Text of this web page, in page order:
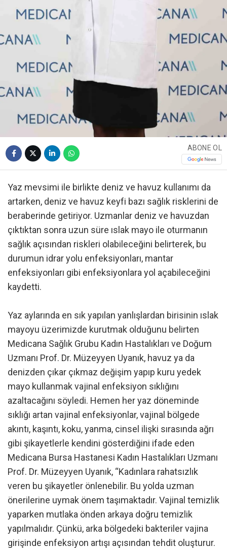
ABONE OL
Yaz mevsimi ile birlikte deniz ve havuz kullanımı da
artarken, deniz ve havuz keyfi bazı sağlık risklerini de
beraberinde getiriyor. Uzmanlar deniz ve havuzdan
çıktıktan sonra uzun süre ıslak mayo ile oturmanın
sağlık açısından riskleri olabileceğini belirterek, bu
durumun idrar yolu enfeksiyonları, mantar
enfeksiyonları gibi enfeksiyonlara yol açabileceğini
kaydetti.
Yaz aylarında en sık yapılan yanlışlardan birisinin ıslak
mayoyu üzerimizde kurutmak olduğunu belirten
Medicana Sağlık Grubu Kadın Hastalıkları ve Doğum
Uzmanı Prof. Dr. Müzeyyen Uyanık, havuz ya da
denizden çıkar çıkmaz değişim yapıp kuru yedek
mayo kullanmak vajinal enfeksiyon sıklığını
azaltacağını söyledi. Hemen her yaz döneminde
sıklığı artan vajinal enfeksiyonlar, vajinal bölgede
akıntı, kaşıntı, koku, yanma, cinsel ilişki sırasında ağrı
gibi şikayetlerle kendini gösterdiğini ifade eden
Medicana Bursa Hastanesi Kadın Hastalıkları Uzmanı
Prof. Dr. Müzeyyen Uyanık, “Kadınlara rahatsızlık
veren bu şikayetler önlenebilir. Bu yolda uzman
önerilerine uymak önem taşımaktadır. Vajinal temizlik
yaparken mutlaka önden arkaya doğru temizlik
yapılmalıdır. Çünkü, arka bölgedeki bakteriler vajina
girişinde enfeksiyon artışı açısından tehdit oluşturur.